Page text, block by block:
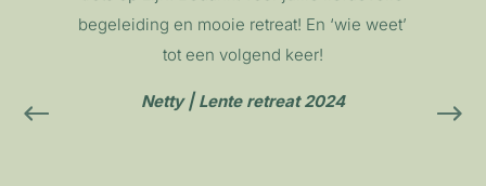
begeleiding en mooie retreat! En ‘wie weet’
tot een volgend keer!
Netty | Lente retreat 2024